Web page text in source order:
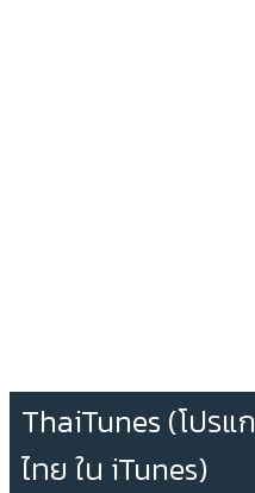
ThaiTunes (โปรแ
ไทย ใน iTunes)